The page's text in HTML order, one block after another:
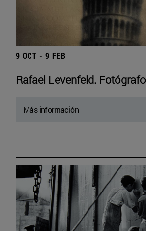
9 OCT - 9 FEB
Rafael Levenfeld. Fotógrafo
Más información